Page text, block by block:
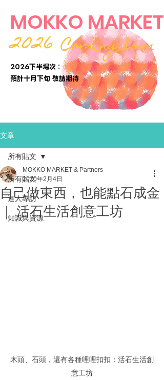
2026下半場次：
​預計十月下旬 敬請期待
MOKKO MARKET
2026Coming Soon
文章
所有貼文
達人專訪
知識與資源
所有貼文
自己做東西，也能點石成金
｜ 活石生活創意工坊
MOKKO MARKET & Partners
2020年2月4日
木頭、石頭，還有各種哩哩扣扣：活石生活創
意工坊